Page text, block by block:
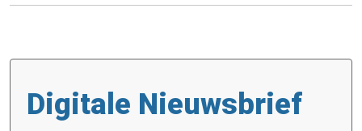
Digitale Nieuwsbrief